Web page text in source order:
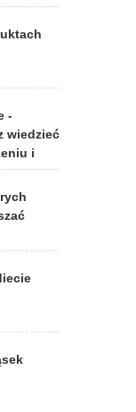
-
wiedzieć
i